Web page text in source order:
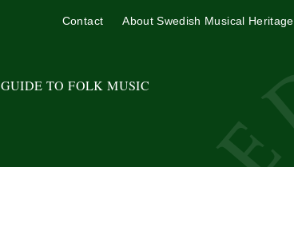
GUIDE TO FOLK MUSIC
Contact About Swedish Musical Heritage